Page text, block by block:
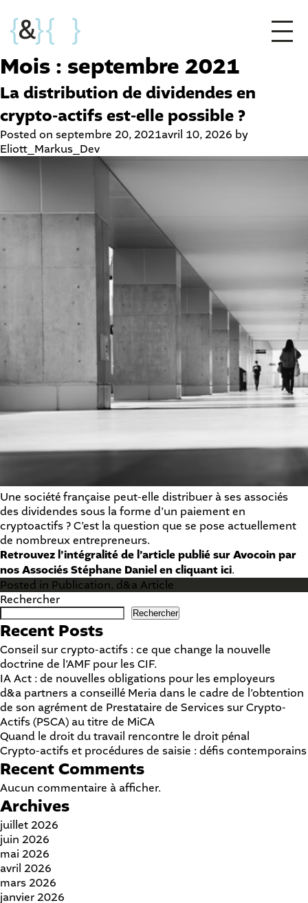
Mois : septembre 2021
La distribution de dividendes en
crypto-actifs est-elle possible ?
Posted on septembre 20, 2021avril 10, 2026 by
Eliott_Markus_Dev
Une société française peut-elle distribuer à ses associés
des dividendes sous la forme d’un paiement en
cryptoactifs ? C’est la question que se pose actuellement
de nombreux entrepreneurs.
Retrouvez l’intégralité de l’article publié sur Avocoin par
nos Associés Stéphane Daniel en cliquantici.
Posted in Publication, d&a Article
Rechercher
Rechercher
Recent Posts
Conseil sur crypto-actifs : ce que change la nouvelle
doctrine de l’AMF pour les CIF.
IA Act : de nouvelles obligations pour les employeurs
d&a partners a conseillé Meria dans le cadre de l’obtention
de son agrément de Prestataire de Services sur Crypto-
Actifs (PSCA) au titre de MiCA
Quand le droit du travail rencontre le droit pénal
Crypto-actifs et procédures de saisie : défis contemporains
Recent Comments
Aucun commentaire à afficher.
Archives
juillet 2026
juin 2026
mai 2026
avril 2026
mars 2026
janvier 2026